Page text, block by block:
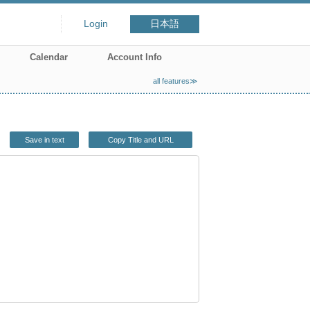
Login 日本語
Calendar Account Info
all features≫
Save in text Copy Title and URL